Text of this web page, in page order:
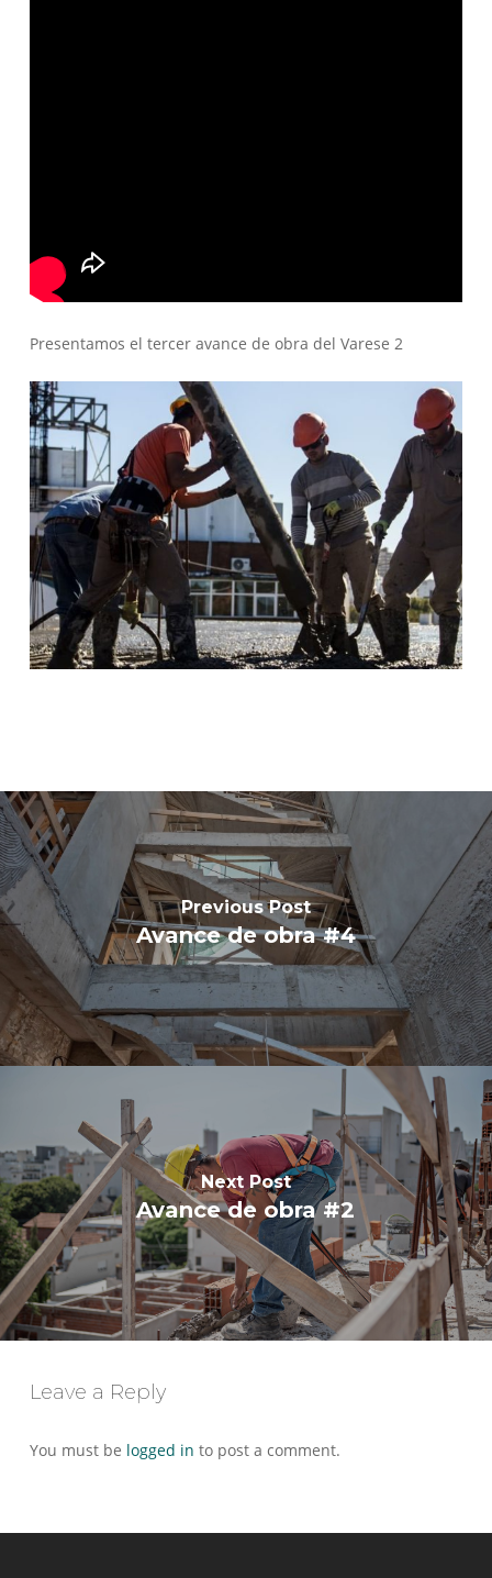
Presentamos el tercer avance de obra del Varese 2
Previous Post
Avance de obra #4
Next Post
Avance de obra #2
Leave a Reply
You must be logged in to post a comment.